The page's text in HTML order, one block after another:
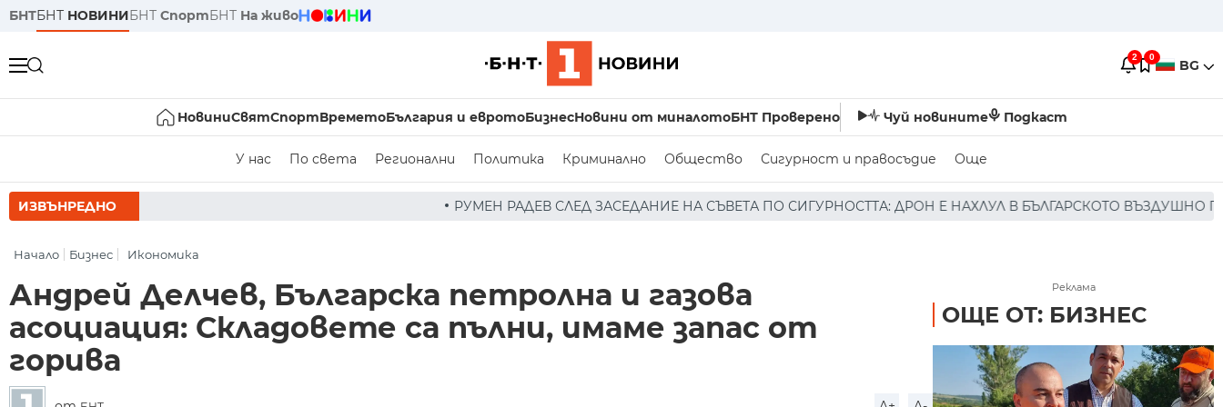
БНТБНТ НОВИНИБНТ СпортБНТ На живо
2 0 BG
НовиниСвятСпортВреметоБългария и евротоБизнесНовини от миналотоБНТ Проверено Чуй новините Подкаст
У нас По света Регионални Политика Криминално Общество Сигурност и правосъдие Още
ИЗВЪНРЕДНО РУМЕН РАДЕВ СЛЕД ЗАСЕДАНИЕ НА СЪВЕТА ПО СИГУРНОСТТА: ДРОН Е НАХЛУЛ В БЪЛГАРСКОТО ВЪЗДУШНО ПРОСТРАНСТВО *
Начало Бизнес Икономика
Андрей Делчев, Българска петролна и газова
асоциация: Складовете са пълни, имаме запас от
горива
Реклама
ОЩЕ ОТ: БИЗНЕС